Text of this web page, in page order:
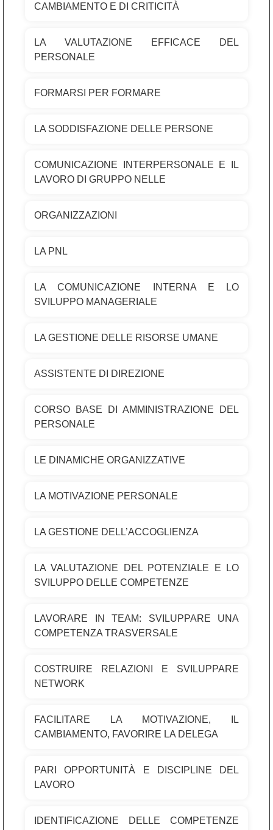
CAMBIAMENTO E DI CRITICITÀ
LA VALUTAZIONE EFFICACE DEL
PERSONALE
FORMARSI PER FORMARE
LA SODDISFAZIONE DELLE PERSONE
COMUNICAZIONE INTERPERSONALE E IL
LAVORO DI GRUPPO NELLE
ORGANIZZAZIONI
LA PNL
LA COMUNICAZIONE INTERNA E LO
SVILUPPO MANAGERIALE
LA GESTIONE DELLE RISORSE UMANE
ASSISTENTE DI DIREZIONE
CORSO BASE DI AMMINISTRAZIONE DEL
PERSONALE
LE DINAMICHE ORGANIZZATIVE
LA MOTIVAZIONE PERSONALE
LA GESTIONE DELL’ACCOGLIENZA
LA VALUTAZIONE DEL POTENZIALE E LO
SVILUPPO DELLE COMPETENZE
LAVORARE IN TEAM: SVILUPPARE UNA
COMPETENZA TRASVERSALE
COSTRUIRE RELAZIONI E SVILUPPARE
NETWORK
FACILITARE LA MOTIVAZIONE, IL
CAMBIAMENTO, FAVORIRE LA DELEGA
PARI OPPORTUNITÀ E DISCIPLINE DEL
LAVORO
IDENTIFICAZIONE DELLE COMPETENZE